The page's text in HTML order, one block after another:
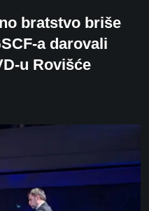
bratstvo briše
a darovali
u Rovišće